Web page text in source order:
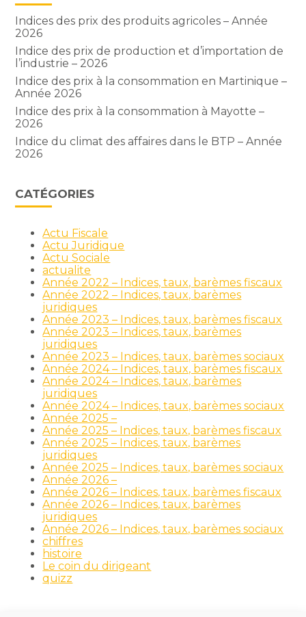
Indices des prix des produits agricoles – Année
2026
Indice des prix de production et d’importation de
l’industrie – 2026
Indice des prix à la consommation en Martinique –
Année 2026
Indice des prix à la consommation à Mayotte –
2026
Indice du climat des affaires dans le BTP – Année
2026
CATÉGORIES
Actu Fiscale
Actu Juridique
Actu Sociale
actualite
Année 2022 – Indices, taux, barèmes fiscaux
Année 2022 – Indices, taux, barèmes
juridiques
Année 2023 – Indices, taux, barèmes fiscaux
Année 2023 – Indices, taux, barèmes
juridiques
Année 2023 – Indices, taux, barèmes sociaux
Année 2024 – Indices, taux, barèmes fiscaux
Année 2024 – Indices, taux, barèmes
juridiques
Année 2024 – Indices, taux, barèmes sociaux
Année 2025 –
Année 2025 – Indices, taux, barèmes fiscaux
Année 2025 – Indices, taux, barèmes
juridiques
Année 2025 – Indices, taux, barèmes sociaux
Année 2026 –
Année 2026 – Indices, taux, barèmes fiscaux
Année 2026 – Indices, taux, barèmes
juridiques
Année 2026 – Indices, taux, barèmes sociaux
chiffres
histoire
Le coin du dirigeant
quizz